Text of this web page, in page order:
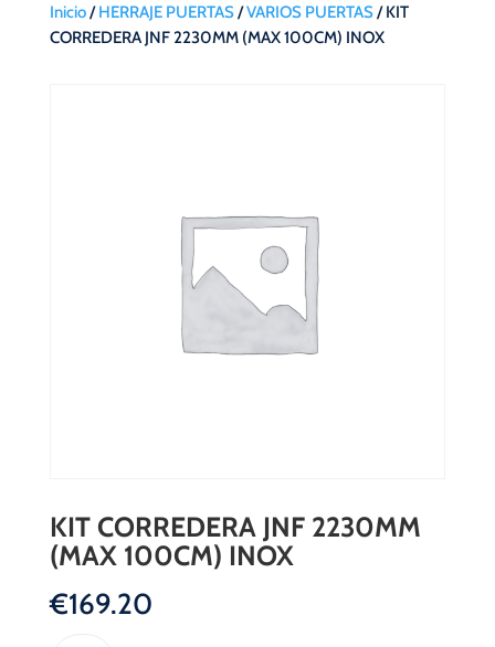
Inicio/HERRAJE PUERTAS/VARIOS PUERTAS/ KIT
CORREDERA JNF 2230MM (MAX 100CM) INOX
KIT CORREDERA JNF 2230MM
(MAX 100CM) INOX
€169.20